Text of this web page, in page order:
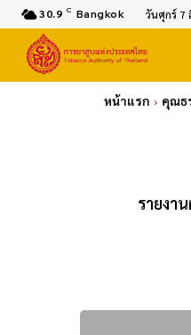
30.9 C Bangkok วันศุกร์ 7
หน้าแรก คุณธ
รายงา